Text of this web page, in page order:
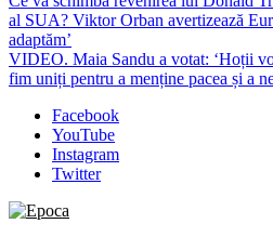
al SUA? Viktor Orban avertizează
adaptăm’
VIDEO. Maia Sandu a votat: ‘Hoții
fim uniți pentru a menține pacea și a
Facebook
YouTube
Instagram
Twitter